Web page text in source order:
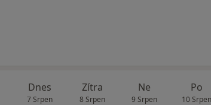
Dnes
7 Srpen
Zítra
8 Srpen
Ne
9 Srpen
Po
10 Srpen